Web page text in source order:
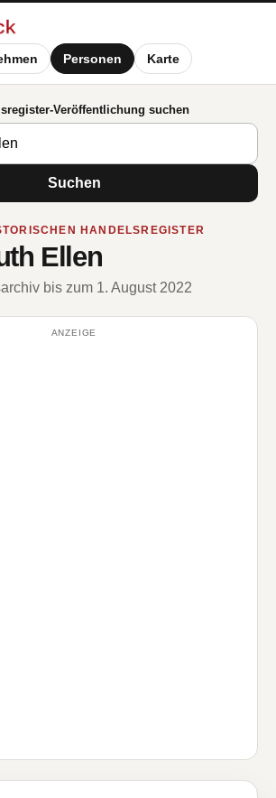
Personen Karte
Veröffentlichung suchen
Suchen
HANDELSREGISTER
Ellen
bis zum 1. August 2022
ANZEIGE